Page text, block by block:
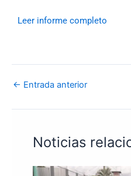
Leer informe completo
← Entrada anterior
Noticias